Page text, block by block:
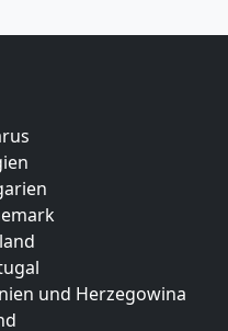
und Herzegowina